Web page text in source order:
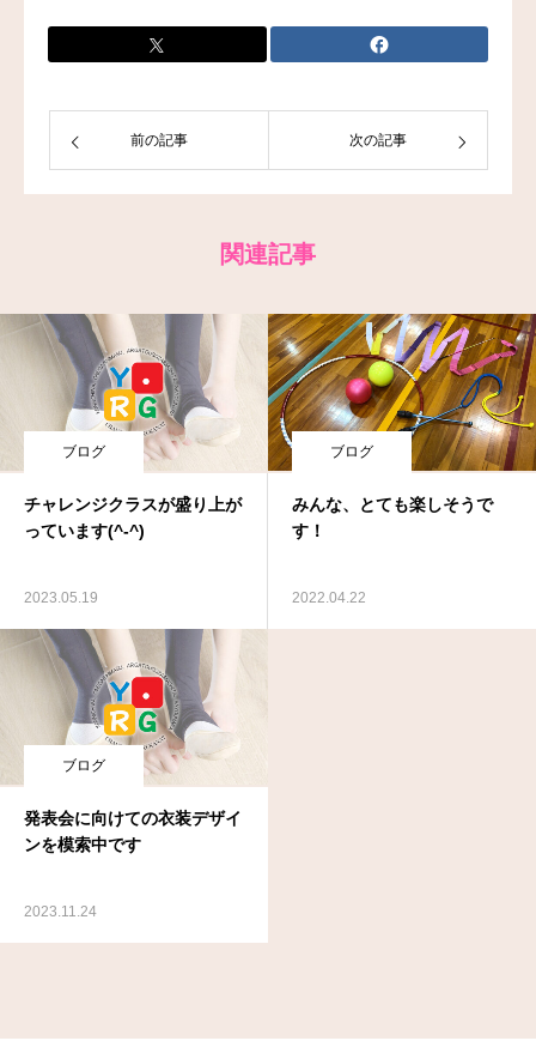
前の記事 次の記事
関連記事
ブログ
チャレンジクラスが盛り上が
っています(^-^)
2023.05.19
ブログ
みんな、とても楽しそうで
す！
2022.04.22
ブログ
発表会に向けての衣装デザイ
ンを模索中です
2023.11.24